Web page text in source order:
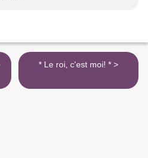
* Le roi, c'est moi! * >